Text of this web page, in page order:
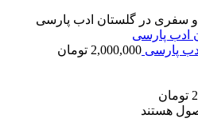
سفری در گلستان ادب پارسی
پارسی 2,000,000 تومان
تومان
هستند